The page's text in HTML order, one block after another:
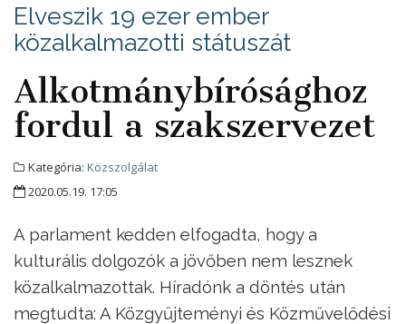
Elveszik 19 ezer ember
közalkalmazotti státuszát
Alkotmánybírósághoz
fordul a szakszervezet
Kategória: Közszolgálat
2020.05.19. 17:05
A parlament kedden elfogadta, hogy a
kulturális dolgozók a jövőben nem lesznek
közalkalmazottak. Híradónk a döntés után
megtudta: A Közgyűjteményi és Közművelődési